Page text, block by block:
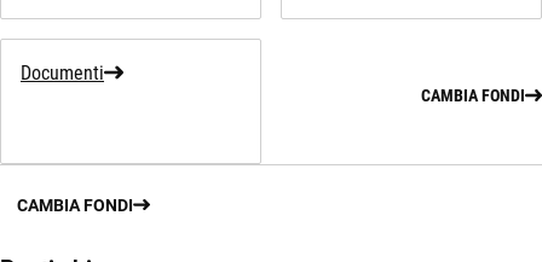
Documenti
CAMBIA FONDI
CAMBIA FONDI